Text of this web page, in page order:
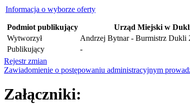
Informacja o wyborze oferty
Podmiot publikujący
Urząd Miejski w
Wytworzył
Andrzej Bytnar - Burmistrz Dukli
Publikujący
-
Rejestr zmian
Zawiadomienie o postępowaniu administracyjnym
Załączniki: